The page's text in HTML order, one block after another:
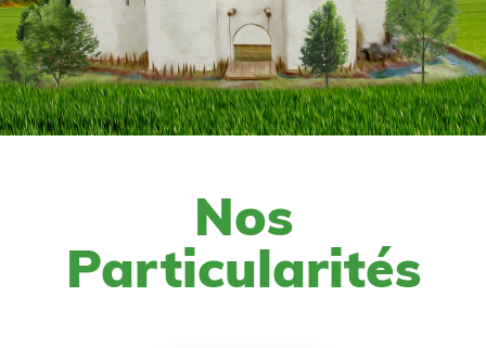
Nos
Particularités